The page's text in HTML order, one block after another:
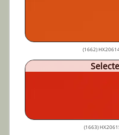
(1662)
(1663)